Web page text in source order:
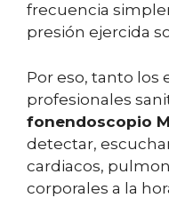
frecuencia
presión ejercida
Por eso, tanto los
profesionales
fonendoscopio
detectar,
cardiacos,
corporales a la